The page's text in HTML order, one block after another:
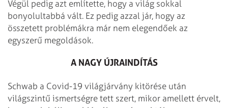
Végül pedig azt említette, hogy a világ sokkal
bonyolultabbá vált. Ez pedig azzal jár, hogy az
összetett problémákra már nem elegendőek az
egyszerű megoldások.
A NAGY ÚJRAINDÍTÁS
Schwab a Covid-19 világjárvány kitörése után
világszintű ismertségre tett szert, mikor amellett érvelt,